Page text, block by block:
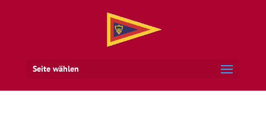
Seite wählen